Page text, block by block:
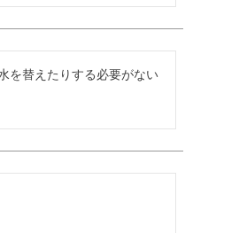
を替えたりする必要がない